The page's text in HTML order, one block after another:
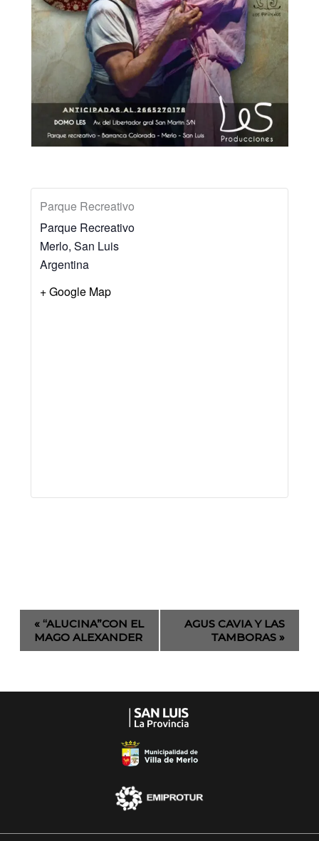
Parque Recreativo
Parque Recreativo
Merlo, San Luis
Argentina
+ Google Map
Evento
Navegación
« “ALUCINA”CON EL
MAGO ALEXANDER
AGUS CAVIA Y LAS
TAMBORAS »